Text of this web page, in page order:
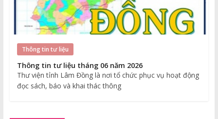
Thông tin tư liệu
Thông tin tư liệu tháng 06 năm 2026
Thư viện tỉnh Lâm Đồng là nơi tổ chức phục vụ hoạt động
đọc sách, báo và khai thác thông